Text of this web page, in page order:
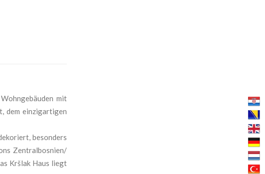
mit
dem einzigartigen
besonders
Zentralbosnien/
Kršlak Haus liegt